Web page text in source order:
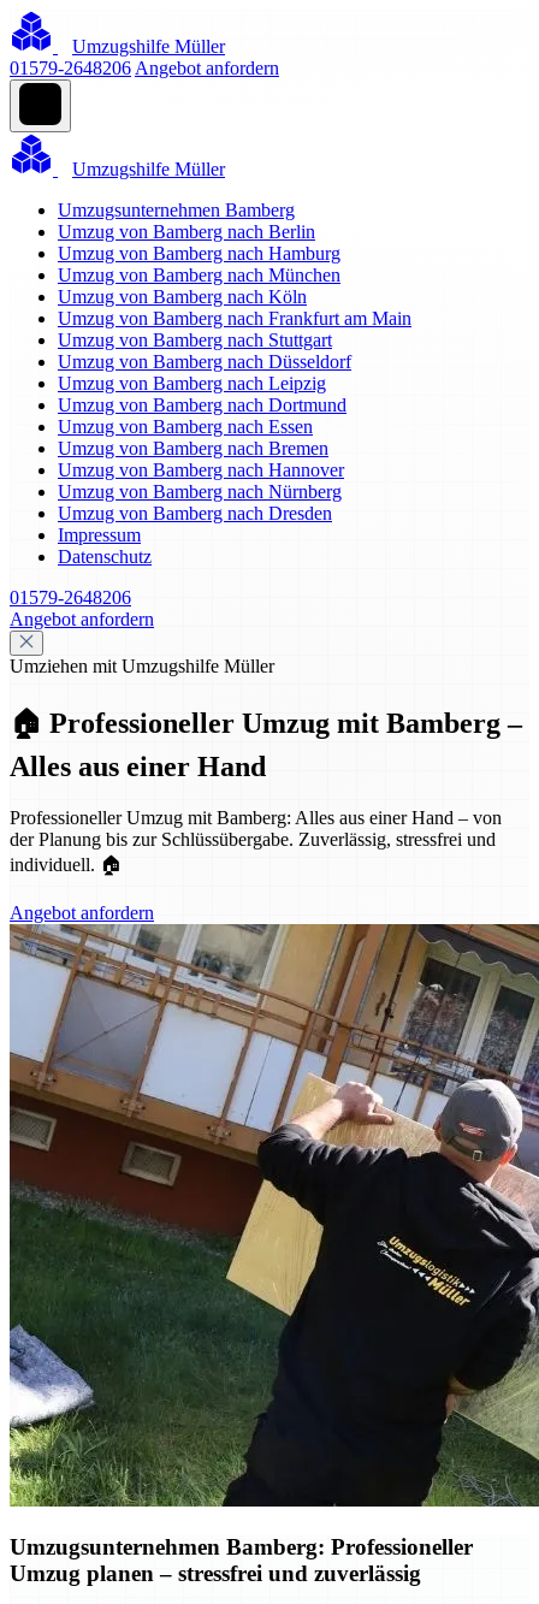
Umzugshilfe Müller
01579-2648206 Angebot anfordern
Umzugshilfe Müller
Umzugsunternehmen Bamberg
Umzug von Bamberg nach Berlin
Umzug von Bamberg nach Hamburg
Umzug von Bamberg nach München
Umzug von Bamberg nach Köln
Umzug von Bamberg nach Frankfurt am Main
Umzug von Bamberg nach Stuttgart
Umzug von Bamberg nach Düsseldorf
Umzug von Bamberg nach Leipzig
Umzug von Bamberg nach Dortmund
Umzug von Bamberg nach Essen
Umzug von Bamberg nach Bremen
Umzug von Bamberg nach Hannover
Umzug von Bamberg nach Nürnberg
Umzug von Bamberg nach Dresden
Impressum
Datenschutz
01579-2648206
Angebot anfordern
Umziehen mit Umzugshilfe Müller
🏠 Professioneller Umzug mit Bamberg –
Alles aus einer Hand
Professioneller Umzug mit Bamberg: Alles aus einer Hand – von
der Planung bis zur Schlüssübergabe. Zuverlässig, stressfrei und
individuell. 🏠
Angebot anfordern
Umzugsunternehmen Bamberg: Professioneller
Umzug planen – stressfrei und zuverlässig